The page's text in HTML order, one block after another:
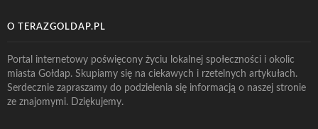
O TERAZGOLDAP.PL
Portal internetowy poświęcony życiu lokalnej społeczności i okolic
miasta Gołdap. Skupiamy się na ciekawych i rzetelnych artykułach.
Serdecznie zapraszamy do podzielenia się informacją o naszej stronie
ze znajomymi. Dziękujemy.